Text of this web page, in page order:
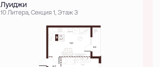
Луиджи
10 Литера, Секция 1, Этаж 3